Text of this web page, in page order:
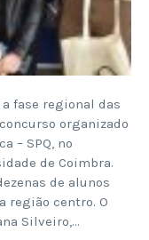
fase regional das
organizado
– SPQ, no
de Coimbra.
de alunos
região centro. O
Silveiro,…